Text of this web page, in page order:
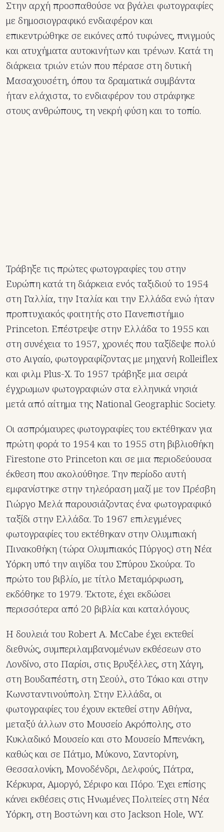
Στην αρχή προσπαθούσε να βγάλει φωτογραφίες
με δημοσιογραφικό ενδιαφέρον και
επικεντρώθηκε σε εικόνες από τυφώνες, πνιγμούς
και ατυχήματα αυτοκινήτων και τρένων. Κατά τη
διάρκεια τριών ετών που πέρασε στη δυτική
Μασαχουσέτη, όπου τα δραματικά συμβάντα
ήταν ελάχιστα, το ενδιαφέρον του στράφηκε
στους ανθρώπους, τη νεκρή φύση και το τοπίο.
Τράβηξε τις πρώτες φωτογραφίες του στην
Ευρώπη κατά τη διάρκεια ενός ταξιδιού το 1954
στη Γαλλία, την Ιταλία και την Ελλάδα ενώ ήταν
προπτυχιακός φοιτητής στο Πανεπιστήμιο
Princeton. Επέστρεψε στην Ελλάδα το 1955 και
στη συνέχεια το 1957, χρονιές που ταξίδεψε πολύ
στο Αιγαίο, φωτογραφίζοντας με μηχανή Rolleiflex
και φιλμ Plus-X. Το 1957 τράβηξε μια σειρά
έγχρωμων φωτογραφιών στα ελληνικά νησιά
μετά από αίτημα της National Geographic Society.
Οι ασπρόμαυρες φωτογραφίες του εκτέθηκαν για
πρώτη φορά το 1954 και το 1955 στη βιβλιοθήκη
Firestone στο Princeton και σε μια περιοδεύουσα
έκθεση που ακολούθησε. Την περίοδο αυτή
εμφανίστηκε στην τηλεόραση μαζί με τον Πρέσβη
Γιώργο Μελά παρουσιάζοντας ένα φωτογραφικό
ταξίδι στην Ελλάδα. Το 1967 επιλεγμένες
φωτογραφίες του εκτέθηκαν στην Ολυμπιακή
Πινακοθήκη (τώρα Ολυμπιακός Πύργος) στη Νέα
Υόρκη υπό την αιγίδα του Σπύρου Σκούρα. Το
πρώτο του βιβλίο, με τίτλο Μεταμόρφωση,
εκδόθηκε το 1979. Έκτοτε, έχει εκδώσει
περισσότερα από 20 βιβλία και καταλόγους.
Η δουλειά του Robert Α. McCabe έχει εκτεθεί
διεθνώς, συμπεριλαμβανομένων εκθέσεων στο
Λονδίνο, στο Παρίσι, στις Βρυξέλλες, στη Χάγη,
στη Βουδαπέστη, στη Σεούλ, στο Τόκιο και στην
Κωνσταντινούπολη. Στην Ελλάδα, οι
φωτογραφίες του έχουν εκτεθεί στην Αθήνα,
μεταξύ άλλων στο Μουσείο Ακρόπολης, στο
Κυκλαδικό Μουσείο και στο Μουσείο Μπενάκη,
καθώς και σε Πάτμο, Μύκονο, Σαντορίνη,
Θεσσαλονίκη, Μονοδένδρι, Δελφούς, Πάτρα,
Κέρκυρα, Αμοργό, Σέριφο και Πόρο. Έχει επίσης
κάνει εκθέσεις στις Ηνωμένες Πολιτείες στη Νέα
Υόρκη, στη Βοστώνη και στο Jackson Hole, WY.